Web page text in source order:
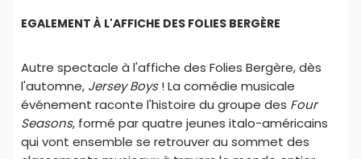
EGALEMENT À L'AFFICHE DES FOLIES BERGÈRE
Autre spectacle à l'affiche des Folies Bergère, dès
l'automne, Jersey Boys! La comédie musicale
événement raconte l'histoire du groupe des Four
Seasons, formé par quatre jeunes italo-américains
qui vont ensemble se retrouver au sommet des